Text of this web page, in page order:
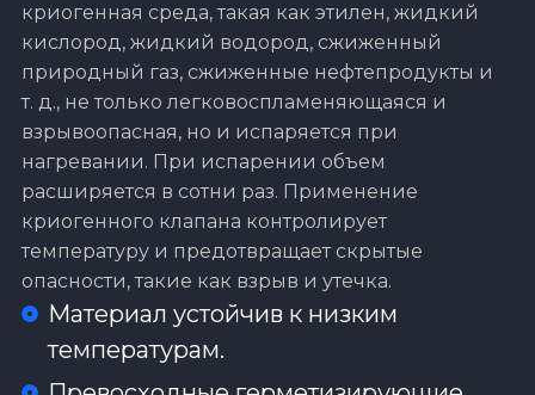
криогенная среда, такая как этилен, жидкий
кислород, жидкий водород, сжиженный
природный газ, сжиженные нефтепродукты и
т. д., не только легковоспламеняющаяся и
взрывоопасная, но и испаряется при
нагревании. При испарении объем
расширяется в сотни раз. Применение
криогенного клапана контролирует
температуру и предотвращает скрытые
опасности, такие как взрыв и утечка.
Материал устойчив к низким
температурам.